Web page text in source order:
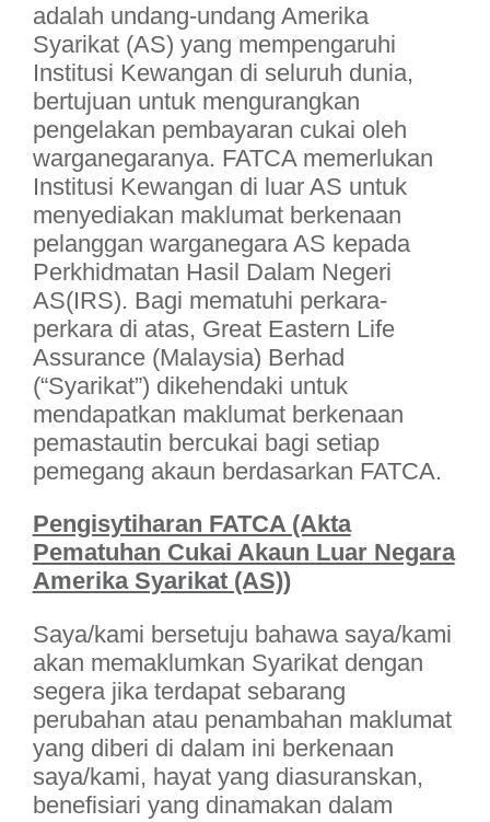
adalah undang-undang Amerika
Syarikat (AS) yang mempengaruhi
Institusi Kewangan di seluruh dunia,
bertujuan untuk mengurangkan
pengelakan pembayaran cukai oleh
warganegaranya. FATCA memerlukan
Institusi Kewangan di luar AS untuk
menyediakan maklumat berkenaan
pelanggan warganegara AS kepada
Perkhidmatan Hasil Dalam Negeri
AS(IRS). Bagi mematuhi perkara-
perkara di atas, Great Eastern Life
Assurance (Malaysia) Berhad
(“Syarikat”) dikehendaki untuk
mendapatkan maklumat berkenaan
pemastautin bercukai bagi setiap
pemegang akaun berdasarkan FATCA.
Pengisytiharan FATCA (Akta
Pematuhan Cukai Akaun Luar Negara
Amerika Syarikat (AS))
Saya/kami bersetuju bahawa saya/kami
akan memaklumkan Syarikat dengan
segera jika terdapat sebarang
perubahan atau penambahan maklumat
yang diberi di dalam ini berkenaan
saya/kami, hayat yang diasuranskan,
benefisiari yang dinamakan dalam